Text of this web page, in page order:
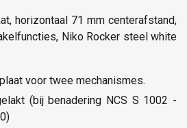
horizontaal 71 mm centerafstand,
Niko Rocker steel white
voor twee mechanismes.
(bij benadering NCS S 1002 -